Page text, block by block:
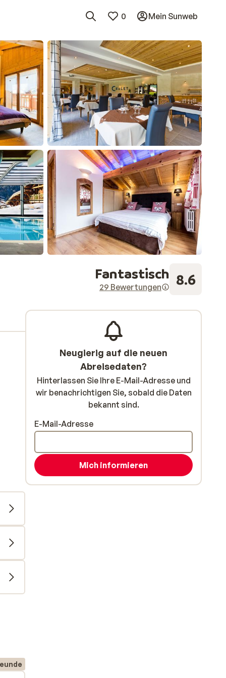
0 Mein Sunweb
Fantastisch
29 Bewertungen 8.6
Neugierig auf die neuen
Abreisedaten?
Hinterlassen Sie Ihre E-Mail-Adresse und
wir benachrichtigen Sie, sobald die Daten
bekannt sind.
E-Mail-Adresse
Mich informieren